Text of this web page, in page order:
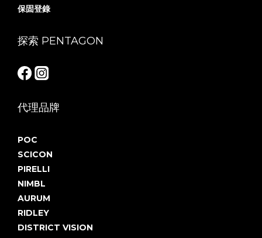
保固登錄
探索 PENTAGON
代理品牌
POC
SCICON
PIRELLI
NIMBL
AURUM
RIDLEY
DISTRICT VISION